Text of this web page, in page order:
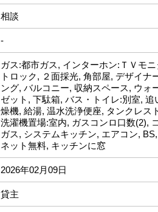
相談
-
ガス:都市ガス, インターホン:ＴＶモ
トロック, ２面採光, 角部屋, デザイナ
ング, バルコニー, 収納スペース, ウォ
ゼット, 下駄箱, バス・トイレ:別室, 追
燥機, 給湯, 温水洗浄便座, タンクレス
洗濯機置場:室内, ガスコンロ口数(2),
ガス, システムキッチン, エアコン,
ネット無料, キッチンに窓
2026年02月09日
貸主